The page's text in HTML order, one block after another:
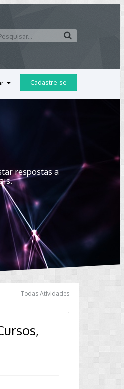
Cadastre-se
respostas a
Todas Atividades